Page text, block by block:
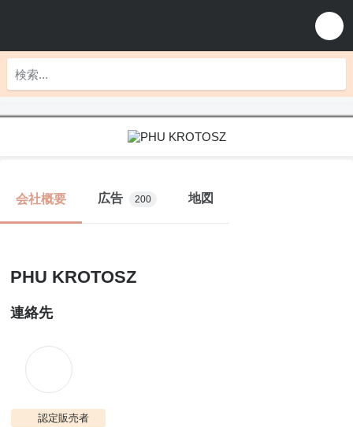
会社概要 広告 200 地図
PHU KROTOSZ
連絡先
認定販売者